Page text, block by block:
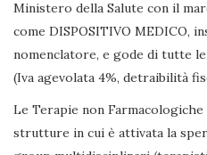
Ministero della Salute con il
come DISPOSITIVO MEDICO,
nomenclatore, e gode di tutte
(Iva agevolata 4%, detraibilità
Le Terapie non
strutture in cui è attivata la